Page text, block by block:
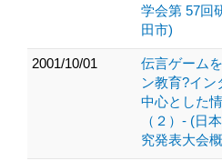
学会第 57回
田市)
2001/10/01
伝言ゲーム
ン教育?イン
中心とした
（２）- (日
究発表大会